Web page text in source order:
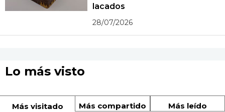
lacados
28/07/2026
Lo más visto
Más visitado Más compartido Más leído